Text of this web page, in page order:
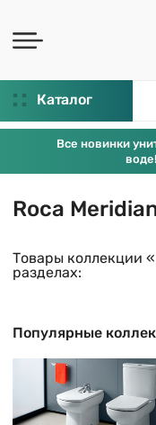
Каталог
Все новинки
Roca
Товары коллекции
разделах:
Популярные